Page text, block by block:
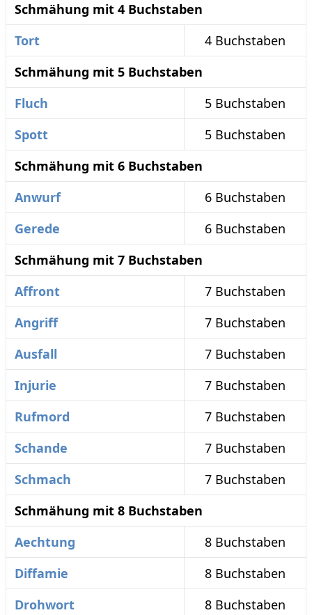
Schmähung mit 4 Buchstaben
Tort
4 Buchstaben
Schmähung mit 5 Buchstaben
Fluch
5 Buchstaben
Spott
5 Buchstaben
Schmähung mit 6 Buchstaben
Anwurf
6 Buchstaben
Gerede
6 Buchstaben
Schmähung mit 7 Buchstaben
Affront
7 Buchstaben
Angriff
7 Buchstaben
Ausfall
7 Buchstaben
Injurie
7 Buchstaben
Rufmord
7 Buchstaben
Schande
7 Buchstaben
Schmach
7 Buchstaben
Schmähung mit 8 Buchstaben
Aechtung
8 Buchstaben
Diffamie
8 Buchstaben
Drohwort
8 Buchstaben